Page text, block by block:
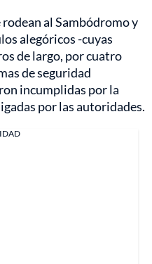
rodean al Sambódromo y
alegóricos -cuyas
de largo, por cuatro
de seguridad
incumplidas por la
por las autoridades.